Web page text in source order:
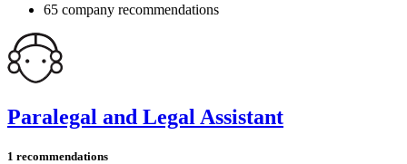
65 company recommendations
Paralegal and Legal Assistant
1 recommendations